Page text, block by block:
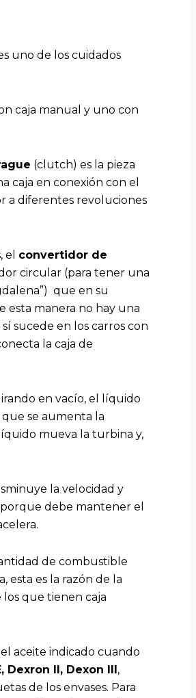
uno de los cuidados
caja manual y uno con
(clutch) es la pieza
caja en conexión con el
a diferentes revoluciones
el convertidor de
circular (para tener una
que en su
esta manera no hay una
sucede en los carros con
la caja de
en vacío, el líquido
se aumenta la
mueva la turbina y,
la velocidad y
debe mantener el
de combustible
es la razón de la
los que tienen caja
aceite indicado cuando
Dexron II, Dexon III,
de los envases. Para